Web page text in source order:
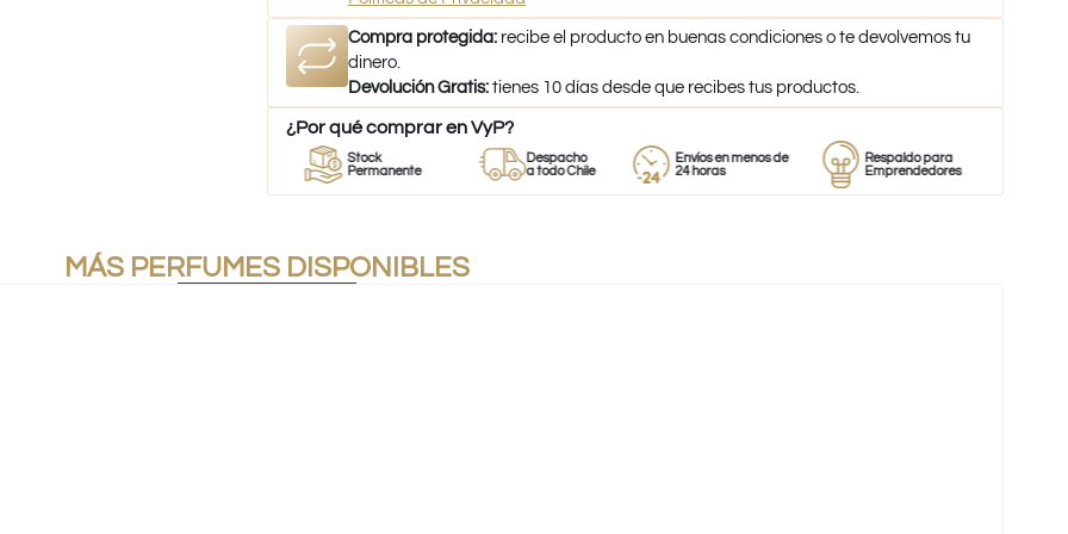
Compra protegida: recibe el producto en buenas condiciones o te devolvemos tu
dinero.
Devolución Gratis: tienes 10 días desde que recibes tus productos.
¿Por qué comprar en VyP?
Stock
Permanente
Despacho
a todo Chile
Envíos en menos de
24 horas
Respaldo para
Emprendedores
MÁS PERFUMES DISPONIBLES